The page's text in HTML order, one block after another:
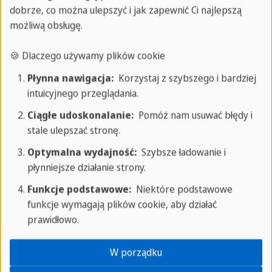
Zakwaterowanie u rodziny goszczącej
Jest to idealna opcja dla studentów, którzy chcą
głębszego i bardziej autentycznego zanurzenia
językowego i kulturowego. Poznasz wszystkie
zwyczaje i styl życia Malagi. Nasze rodziny
goszczące są wybierane przez naszą szkołę i
sprawią, że poczujesz się jak w domu. Matki są
komunikatywne i gościnne, a wszyscy członkowie
są przyzwyczajeni do radzenia sobie ze studentami
z całego świata i ze specjalnymi potrzebami, czy to
wegetarianami, alergikami, diabetykami itp.
Zakwaterowanie u rodziny goszczącej obejmuje
niepełne wyżywienie (śniadanie i obiad lub kolację)
dobrze, co można ulepszyć i jak zapewnić Ci najlepszą
możliwą obsługę.
🍪 Dlaczego używamy plików cookie
Płynna nawigacja:Korzystaj z szybszego i bardziej
intuicyjnego przeglądania.
Ciągłe udoskonalanie:Pomóż nam usuwać błędy i
stale ulepszać stronę.
Optymalna wydajność:Szybsze ładowanie i
płynniejsze działanie strony.
Funkcje podstawowe:Niektóre podstawowe
funkcje wymagają plików cookie, aby działać
prawidłowo.
W porządku